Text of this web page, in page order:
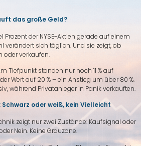
das große Geld?
Prozent der NYSE-Aktien gerade auf einem
verändert sich täglich. Und sie zeigt, ob
oder verkaufen.
Tiefpunkt standen nur noch 11 % auf
Wert auf 20 % – ein Anstieg um über 80 %.
während Privatanleger in Panik verkauften.
oder weiß, kein Vielleicht
zeigt nur zwei Zustände: Kaufsignal oder
Nein. Keine Grauzone.